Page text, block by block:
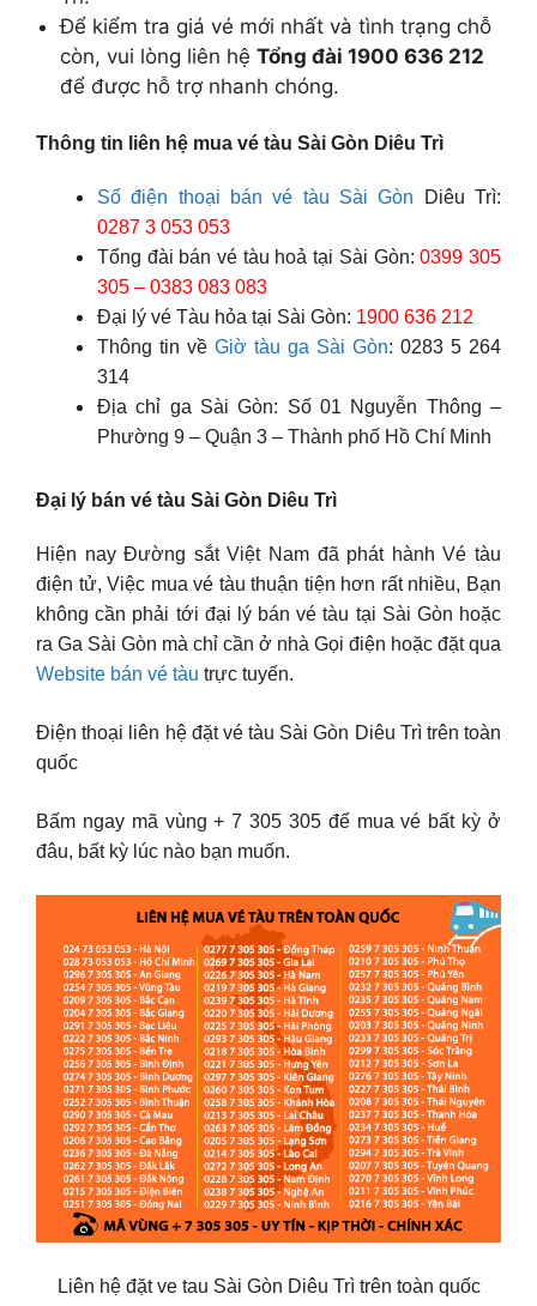
Để kiểm tra giá vé mới nhất và tình trạng chỗ
còn, vui lòng liên hệ Tổng đài 1900 636 212
để được hỗ trợ nhanh chóng.
Thông tin liên hệ mua vé tàu Sài Gòn Diêu Trì
Số điện thoại bán vé tàu Sài Gòn Diêu Trì:
0287 3 053 053
Tổng đài bán vé tàu hoả tại Sài Gòn:0399 305
305 – 0383 083 083
Đại lý vé Tàu hỏa tại Sài Gòn: 1900 636 212
Thông tin về Giờ tàu ga Sài Gòn: 0283 5 264
314
Địa chỉ ga Sài Gòn: Số 01 Nguyễn Thông –
Phường 9 – Quận 3 – Thành phố Hồ Chí Minh
Đại lý bán vé tàu Sài Gòn Diêu Trì
Hiện nay Đường sắt Việt Nam đã phát hành Vé tàu
điện tử, Việc mua vé tàu thuận tiện hơn rất nhiều, Bạn
không cần phải tới đại lý bán vé tàu tại Sài Gòn hoặc
ra Ga Sài Gòn mà chỉ cần ở nhà Gọi điện hoặc đặt qua
Website bán vé tàu trực tuyến.
Điện thoại liên hệ đặt vé tàu Sài Gòn Diêu Trì trên toàn
quốc
Bấm ngay mã vùng + 7 305 305 để mua vé bất kỳ ở
đâu, bất kỳ lúc nào bạn muốn.
Liên hệ đặt ve tau Sài Gòn Diêu Trì trên toàn quốc